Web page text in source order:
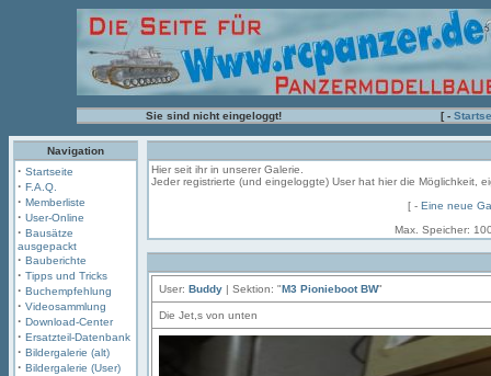
Sie sind nicht eingeloggt! [ -
Navigation
· Startseite
· F.A.Q.
· Memberliste
· User-Online
· Bausätze
ausgepackt
· Bauberichte
· Tipps und Tricks
· Buchempfehlung
· Videosammlung
· Download-Center
· Ersatzteil-Datenbank
· Bildergalerie (alt)
· Bildergalerie (User)
Hier seit ihr in unserer Galerie.
Jeder registrierte (und eingeloggte) User hat hier die Möglichkeit,
[ - Eine neue
Max. Speicher:
User: Buddy | Sektion: "M3 Pionieboot BW"
Die Jet,s von unten